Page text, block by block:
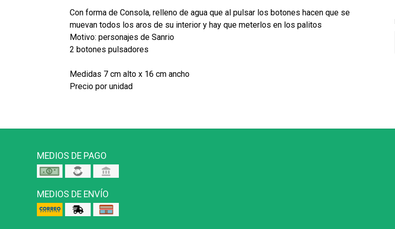
Con forma de Consola, relleno de agua que al pulsar los botones hacen que se
muevan todos los aros de su interior y hay que meterlos en los palitos
Motivo: personajes de Sanrio
2 botones pulsadores
Medidas 7 cm alto x 16 cm ancho
Precio por unidad
MEDIOS DE PAGO
MEDIOS DE ENVÍO